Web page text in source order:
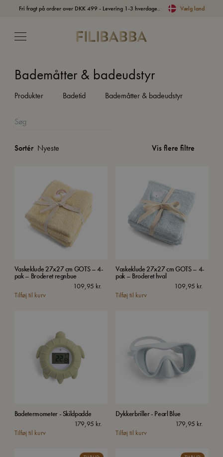
Fri fragt på ordrer over DKK 499 - Levering 1-3 hverdage.. Vælg land
Bademåtter & badeudstyr
Produkter Badetid Bademåtter & badeudstyr
Sortér Vis flere filtre
Vaskeklude 27x27 cm GOTS – 4-
pak – Broderet regnbue
109,95 kr.
Tilføj til kurv
Vaskeklude 27x27 cm GOTS – 4-
pak – Broderet hval
109,95 kr.
Tilføj til kurv
Badetermometer - Skildpadde
179,95 kr.
Tilføj til kurv
Dykkerbriller - Pearl Blue
179,95 kr.
Tilføj til kurv